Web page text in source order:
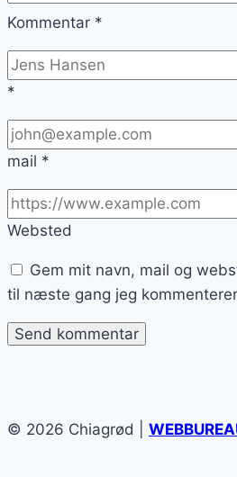
Kommentar *
*
mail *
Websted
Gem mit navn, mail og
til næste gang jeg
© 2026 Chiagrød |